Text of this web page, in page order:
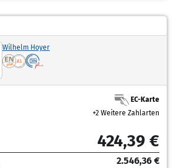
Wilhelm Hoyer
EC-Karte
+2 Weitere Zahlarten
424,39 €
2.546,36 €